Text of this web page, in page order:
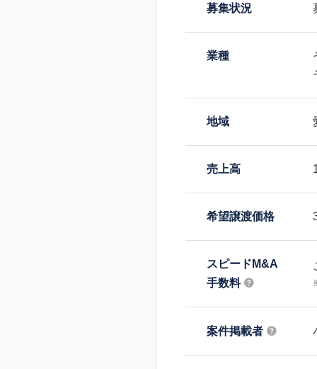
募集状況
業種
地域
売上高
希望譲渡価格
スピードM&A
手数料
案件掲載者